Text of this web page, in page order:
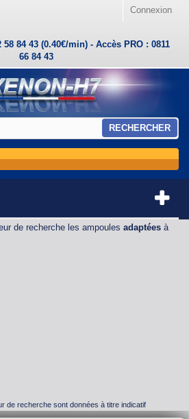
Connexion
84 43 (0.40€/min) - Accès PRO : 0811
66 84 43
RECHERCHER
de recherche les ampoules adaptées à
de recherche sont données à titre indicatif